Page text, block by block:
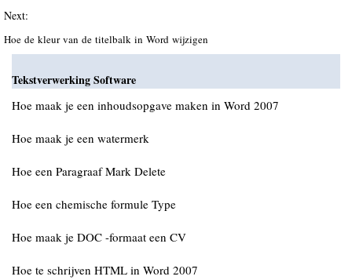
Next:
Hoe de kleur van de titelbalk in Word wijzigen
Tekstverwerking Software
Hoe maak je een inhoudsopgave maken in Word 2007
Hoe maak je een watermerk
Hoe een Paragraaf Mark Delete
Hoe een chemische formule Type
Hoe maak je DOC -formaat een CV
Hoe te schrijven HTML in Word 2007